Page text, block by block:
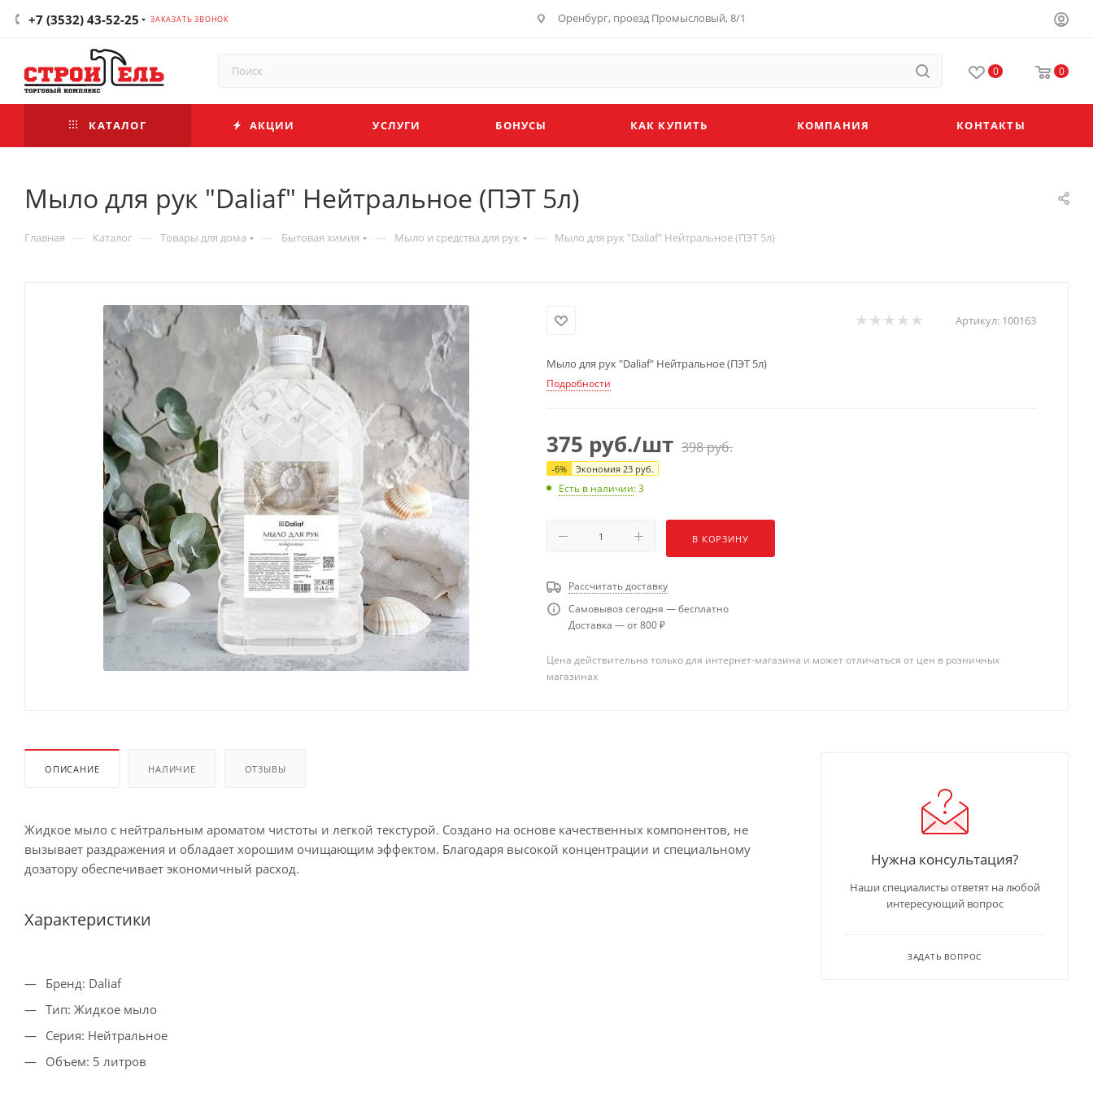
+7 (3532) 43-52-25 ЗАКАЗАТЬ ЗВОНОК Оренбург, проезд Промысловый, 8/1
0 0
КАТАЛОГ АКЦИИ УСЛУГИ БОНУСЫ КАК КУПИТЬ КОМПАНИЯ КОНТАКТЫ
Мыло для рук "Daliaf" Нейтральное (ПЭТ 5л)
Главная — Каталог — Товары для дома — Бытовая химия — Мыло и средства для рук — Мыло для рук "Daliaf" Нейтральное (ПЭТ 5л)
Артикул: 100163
Мыло для рук "Daliaf" Нейтральное (ПЭТ 5л)
Подробности
375 руб./шт 398руб.
-6% Экономия 23 руб.
Есть в наличии: 3
В КОРЗИНУ
Рассчитать доставку
Самовывоз сегодня — бесплатно
Доставка — от 800 ₽
Цена действительна только для интернет-магазина и может отличаться от цен в розничных
магазинах
ОПИСАНИЕ НАЛИЧИЕ ОТЗЫВЫ
Жидкое мыло с нейтральным ароматом чистоты и легкой текстурой. Создано на основе качественных компонентов, не
вызывает раздражения и обладает хорошим очищающим эффектом. Благодаря высокой концентрации и специальному
дозатору обеспечивает экономичный расход.
Характеристики
Бренд: Daliaf
Тип: Жидкое мыло
Серия: Нейтральное
Объем: 5 литров
Нужна консультация?
Наши специалисты ответят на любой
интересующий вопрос
ЗАДАТЬ ВОПРОС